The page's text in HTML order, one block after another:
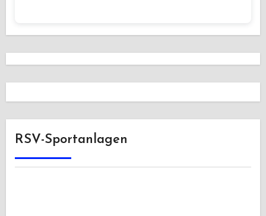
RSV-Sportanlagen